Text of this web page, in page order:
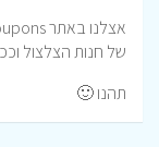
של חנות הצלצול
תהנו 🙂